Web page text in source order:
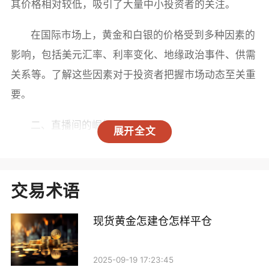
展开全文
其价格相对较低，吸引了大量中小投资者的关注。
在国际市场上，黄金和白银的价格受到多种因素的
影响，包括美元汇率、利率变化、地缘政治事件、供需
关系等。了解这些因素对于投资者把握市场动态至关重
要。
二、直播间的崛起
的市场分析、专家解读以及交易策略，使得投资者能够
及时把握市场脉搏。
1. 实时信息：直播间能够提供即时的市场数据和价
格波动，帮助投资者快速做出决策。相比传统媒体，直
交易术语
现货黄金怎建仓怎样平仓
2025-09-19 17:23:45